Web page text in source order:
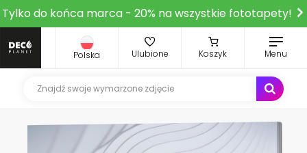
Tylko do końca marca - 20% na wszystkie fototapety!
Polska Ulubione Koszyk Menu